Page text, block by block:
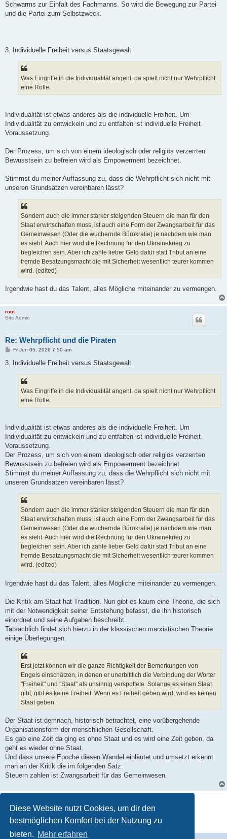
Diese Website nutzt Cookies, um dir den
bestmöglichen Komfort bei der Nutzung zu
bieten. Mehr erfahren
Schwarms zur Einfalt des Fachmanns. So wird die Bewegung zur Partei
und die Partei zum Selbstzweck.
3. Individuelle Freiheit versus Staatsgewalt
Was Eingriffe in die Individualität angeht, da spielt nicht nur Wehrpflicht
eine Rolle.
Individualität ist etwas anderes als die individuelle Freiheit. Um
Individualität zu entwickeln und zu entfalten ist individuelle Freiheit
Voraussetzung.
Der Prozess, um sich von einem ideologisch oder religiös verzerrten
Bewusstsein zu befreien wird als Empowerment bezeichnet.
Stimmst du meiner Auffassung zu, dass die Wehrpflicht sich nicht mit
unseren Grundsätzen vereinbaren lässt?
Sondern auch die immer stärker steigenden Steuern die man für den
Staat erwirtschaften muss, ist auch eine Form der Zwangsarbeit für das
Gemeinwesen (Oder die wuchernde Bürokratie) je nachdem wie man
es sieht. Auch hier wird die Rechnung für den Ukrainekrieg zu
begleichen sein. Aber ich zahle lieber Geld dafür statt Tribut an eine
fremde Besatzungsmacht die mit Sicherheit wesentlich teurer kommen
wird. (edited)
Irgendwie hast du das Talent, alles Mögliche miteinander zu vermengen.
root
Site Admin
Re: Wehrpflicht und die Piraten
BFr Jun 05, 2026 7:50 am
3. Individuelle Freiheit versus Staatsgewalt
Was Eingriffe in die Individualität angeht, da spielt nicht nur Wehrpflicht
eine Rolle.
Individualität ist etwas anderes als die individuelle Freiheit. Um
Individualität zu entwickeln und zu entfalten ist individuelle Freiheit
Voraussetzung.
Der Prozess, um sich von einem ideologisch oder religiös verzerrten
Bewusstsein zu befreien wird als Empowerment bezeichnet
Stimmst du meiner Auffassung zu, dass die Wehrpflicht sich nicht mit
unseren Grundsätzen vereinbaren lässt?
Sondern auch die immer stärker steigenden Steuern die man für den
Staat erwirtschaften muss, ist auch eine Form der Zwangsarbeit für das
Gemeinwesen (Oder die wuchernde Bürokratie) je nachdem wie man
es sieht. Auch hier wird die Rechnung für den Ukrainekrieg zu
begleichen sein. Aber ich zahle lieber Geld dafür statt Tribut an eine
fremde Besatzungsmacht die mit Sicherheit wesentlich teurer kommen
wird. (edited)
Irgendwie hast du das Talent, alles Mögliche miteinander zu vermengen.
Die Kritik am Staat hat Tradition. Nun gibt es kaum eine Theorie, die sich
mit der Notwendigkeit seiner Entstehung befasst, die ihn historisch
einordnet und seine Aufgaben beschreibt.
Tatsächlich findet sich hierzu in der klassischen marxistischen Theorie
einige Überlegungen.
Erst jetzt können wir die ganze Richtigkeit der Bemerkungen von
Engels einschätzen, in denen er unerbittlich die Verbindung der Wörter
"Freiheit" und "Staat" als unsinnig verspottete. Solange es einen Staat
gibt, gibt es keine Freiheit. Wenn es Freiheit geben wird, wird es keinen
Staat geben.
Der Staat ist demnach, historisch betrachtet, eine vorübergehende
Organisationsform der menschlichen Gesellschaft.
Es gab eine Zeit da ging es ohne Staat und es wird eine Zeit geben, da
geht es wieder ohne Staat.
Und dass unsere Epoche diesen Wandel einläutet und umsetzt erkennt
man an der Kritik die im folgenden Satz.
Steuern zahlen ist Zwangsarbeit für das Gemeinwesen.
3 Beiträge • Seite1 von 1